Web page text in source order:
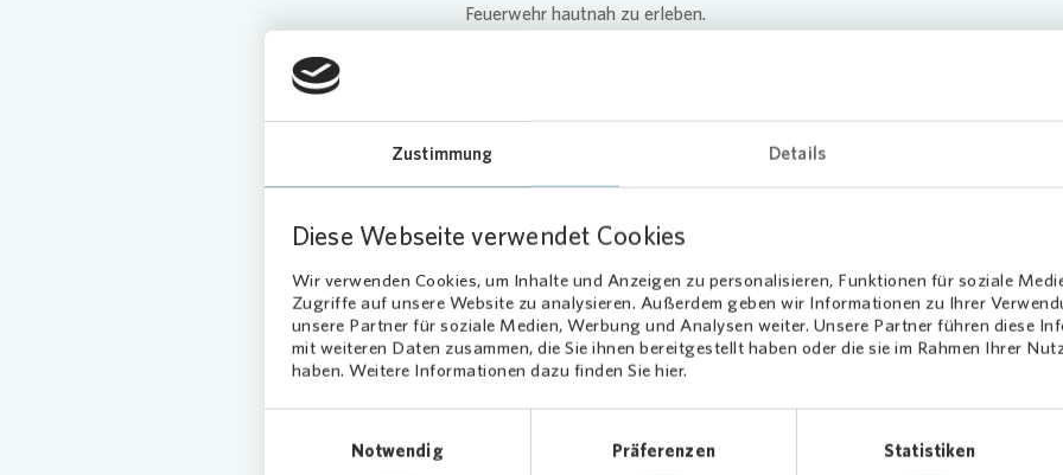
Zustimmung Details
Diese Webseite verwendet Cookies
Wir verwenden Cookies, um Inhalte und Anzeigen zu personalisieren, Funktionen für soziale
Zugriffe auf unsere Website zu analysieren. Außerdem geben wir Informationen zu Ihrer
unsere Partner für soziale Medien, Werbung und Analysen weiter. Unsere Partner führen diese
mit weiteren Daten zusammen, die Sie ihnen bereitgestellt haben oder die sie im Rahmen Ihrer
haben. Weitere Informationen dazu finden Sie hier.
Notwendig
Präferenzen Statistiken
Feuerwehr hautnah zu erleben.
gerade solche Szenarien zu trainieren, ist wichtig. Denn der Zweck einer
Übung ist es, die Feuerwehrleute kompromisslos auf die Realität im Ernstfall
„Es war unsere erste Übung an diesem Ort, so dass niemand wusste, was
sie erwartet“, erklärt Sven Reichel, stellvertretender Löschzugleiter der
Feuerwehr Dortmund-Berghofen. „Die Adresse des Einsatzortes wurde
Beginn der Übung bekannt gegeben. Dies stellte sicher, dass die
und Teilnehmer der Übung mit einer unbekannten Situation konfrontiert
wie es auch in einem tatsächlichen Brandfall der Fall gewesen wäre.“
Partnerschaft für Sicherheit in Dortmund